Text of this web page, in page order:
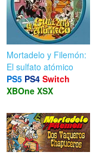
Mortadelo y Filemón:
El sulfato atómico
PS5 PS4 Switch
XBOne XSX